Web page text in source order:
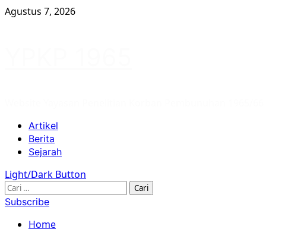
Skip
Agustus 7, 2026
Primary
Menu
Artikel
Berita
Sejarah
Light/Dark Button
Cari
untuk:
Subscribe
Home